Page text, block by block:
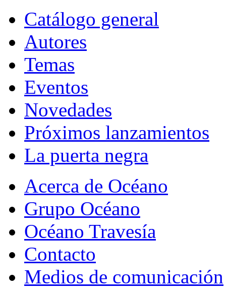
Catálogo general
Autores
Temas
Eventos
Novedades
Próximos lanzamientos
La puerta negra
Acerca de Océano
Grupo Océano
Océano Travesía
Contacto
Medios de comunicación